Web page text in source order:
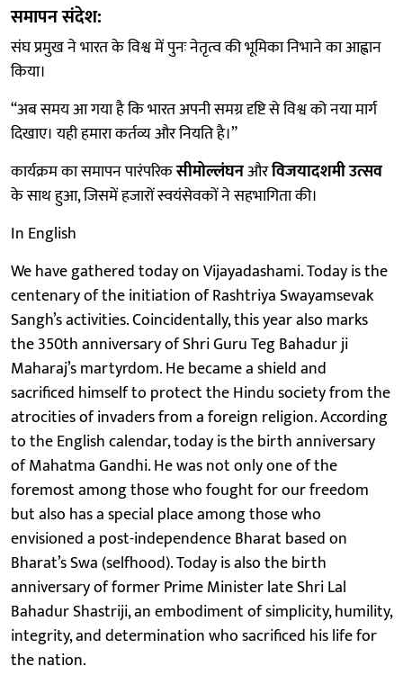
समापन संदेश:
संघ प्रमुख ने भारत के विश्व में पुनः नेतृत्व की भूमिका निभाने का आह्वान
किया।
“अब समय आ गया है कि भारत अपनी समग्र दृष्टि से विश्व को नया मार्ग
दिखाए। यही हमारा कर्तव्य और नियति है।”
कार्यक्रम का समापन पारंपरिकसीमोल्लंघनऔरविजयादशमी उत्सव
के साथ हुआ, जिसमें हजारों स्वयंसेवकों ने सहभागिता की।
In English
We have gathered today on Vijayadashami. Today is the
centenary of the initiation of Rashtriya Swayamsevak
Sangh’s activities. Coincidentally, this year also marks
the 350th anniversary of Shri Guru Teg Bahadur ji
Maharaj’s martyrdom. He became a shield and
sacrificed himself to protect the Hindu society from the
atrocities of invaders from a foreign religion. According
to the English calendar, today is the birth anniversary
of Mahatma Gandhi. He was not only one of the
foremost among those who fought for our freedom
but also has a special place among those who
envisioned a post-independence Bharat based on
Bharat’s Swa (selfhood). Today is also the birth
anniversary of former Prime Minister late Shri Lal
Bahadur Shastriji, an embodiment of simplicity, humility,
integrity, and determination who sacrificed his life for
the nation.